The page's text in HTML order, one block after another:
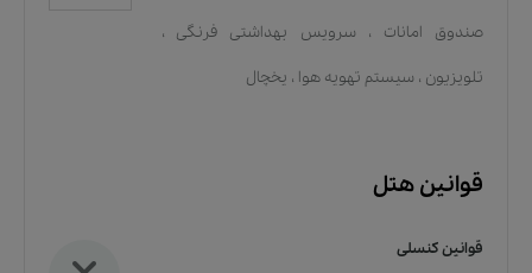
صندوق امانات ، سرویس بهداشتی فرنگی ،
تلویزیون ، سیستم تهویه هوا ، یخچال
قوانین هتل
قوانین کنسلی